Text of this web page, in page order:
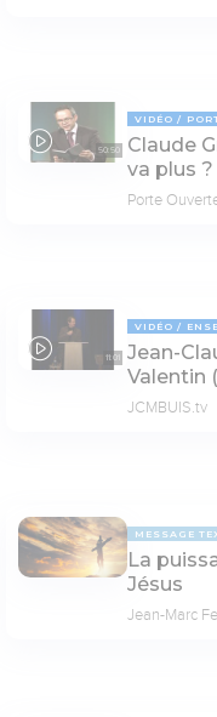
50:50
VIDÉO
Claude
va plus ?
Porte
11:01
VIDÉO
Jean-
Valentin
JCMBUIS.tv
MESSAGE
La
Jésus
Jean-Marc